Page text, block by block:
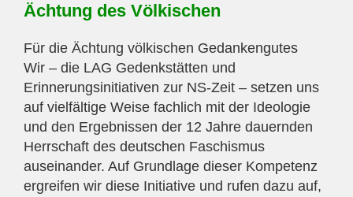
Ächtung des Völkischen
Für die Ächtung völkischen Gedankengutes
Wir – die LAG Gedenkstätten und
Erinnerungsinitiativen zur NS-Zeit – setzen uns
auf vielfältige Weise fachlich mit der Ideologie
und den Ergebnissen der 12 Jahre dauernden
Herrschaft des deutschen Faschismus
auseinander. Auf Grundlage dieser Kompetenz
ergreifen wir diese Initiative und rufen dazu auf,